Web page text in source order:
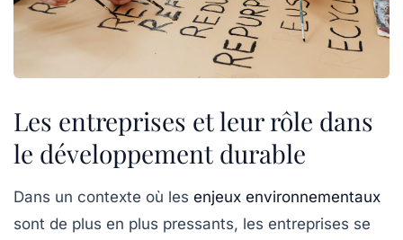
Les entreprises et leur rôle dans
le développement durable
Dans un contexte où les enjeux environnementaux
sont de plus en plus pressants, les entreprises se